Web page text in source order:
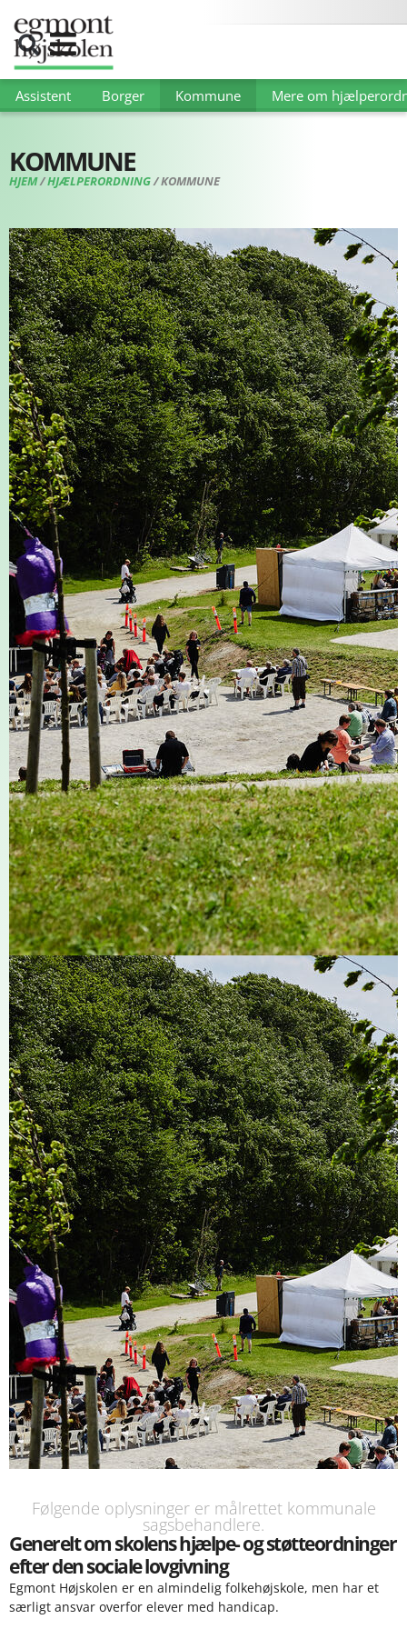
Assistent Borger Kommune Mere om
KOMMUNE
HJEM/HJÆLPERORDNING/KOMMUNE
Følgende oplysninger er målrettet kommunale
sagsbehandlere.
Generelt om skolens hjælpe- og støtteordninger
efter den sociale lovgivning
Egmont Højskolen er en almindelig folkehøjskole, men har et
særligt ansvar overfor elever med handicap.